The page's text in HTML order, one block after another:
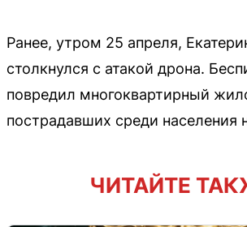
Ранее, утром 25 апреля,
столкнулся с атакой дрона.
повредил многоквартирный
пострадавших среди населения
ЧИТАЙТЕ